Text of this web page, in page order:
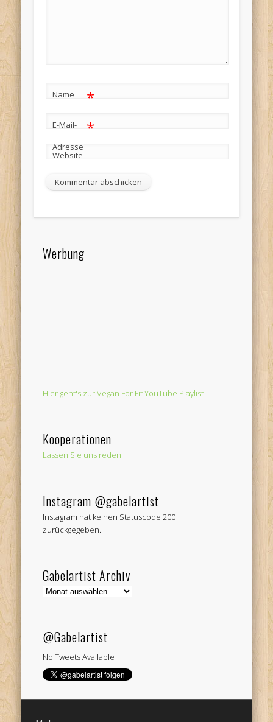
Name *
E-Mail-
Adresse
*
Website
Werbung
Hier geht's zur Vegan For Fit YouTube Playlist
Kooperationen
Lassen Sie uns reden
Instagram @gabelartist
Instagram hat keinen Statuscode 200
zurückgegeben.
Gabelartist Archiv
Gabelartist
@Gabelartist
No Tweets Available